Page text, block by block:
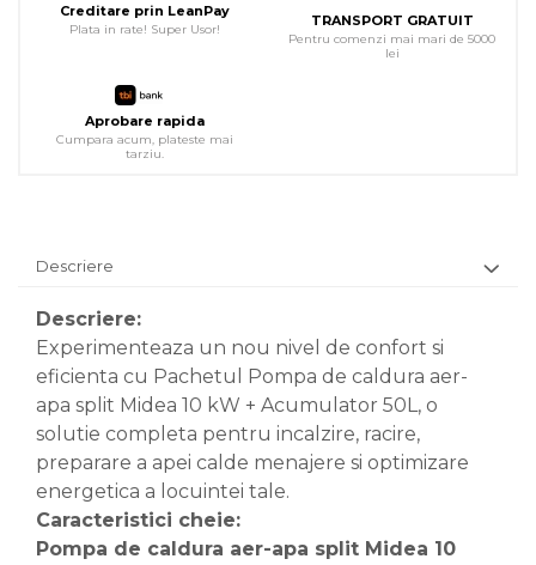
Creditare prin LeanPay
Plata in rate! Super Usor!
TRANSPORT GRATUIT
Pentru comenzi mai mari de 5000
lei
Aprobare rapida
Cumpara acum, plateste mai
tarziu.
Descriere
Descriere:
Experimenteaza un nou nivel de confort si
eficienta cu Pachetul Pompa de caldura aer-
apa split Midea 10 kW + Acumulator 50L, o
solutie completa pentru incalzire, racire,
preparare a apei calde menajere si optimizare
energetica a locuintei tale.
Caracteristici cheie:
Pompa de caldura aer-apa split Midea 10